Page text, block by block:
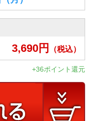
3,690円 （税込）
+36ポイント還元